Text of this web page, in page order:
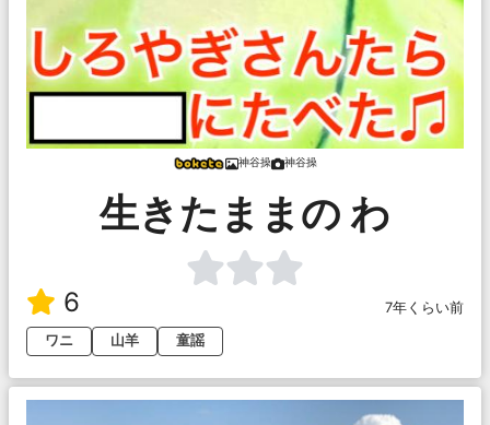
神谷操 神谷操
生きたままの わ
6
7年くらい前
ワニ
山羊 童謡